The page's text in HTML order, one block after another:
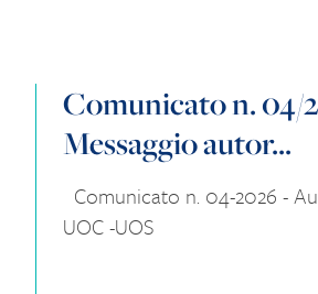
Comunicato n. 04/
Messaggio autor...
Comunicato n. 04-2026 -
UOC -UOS